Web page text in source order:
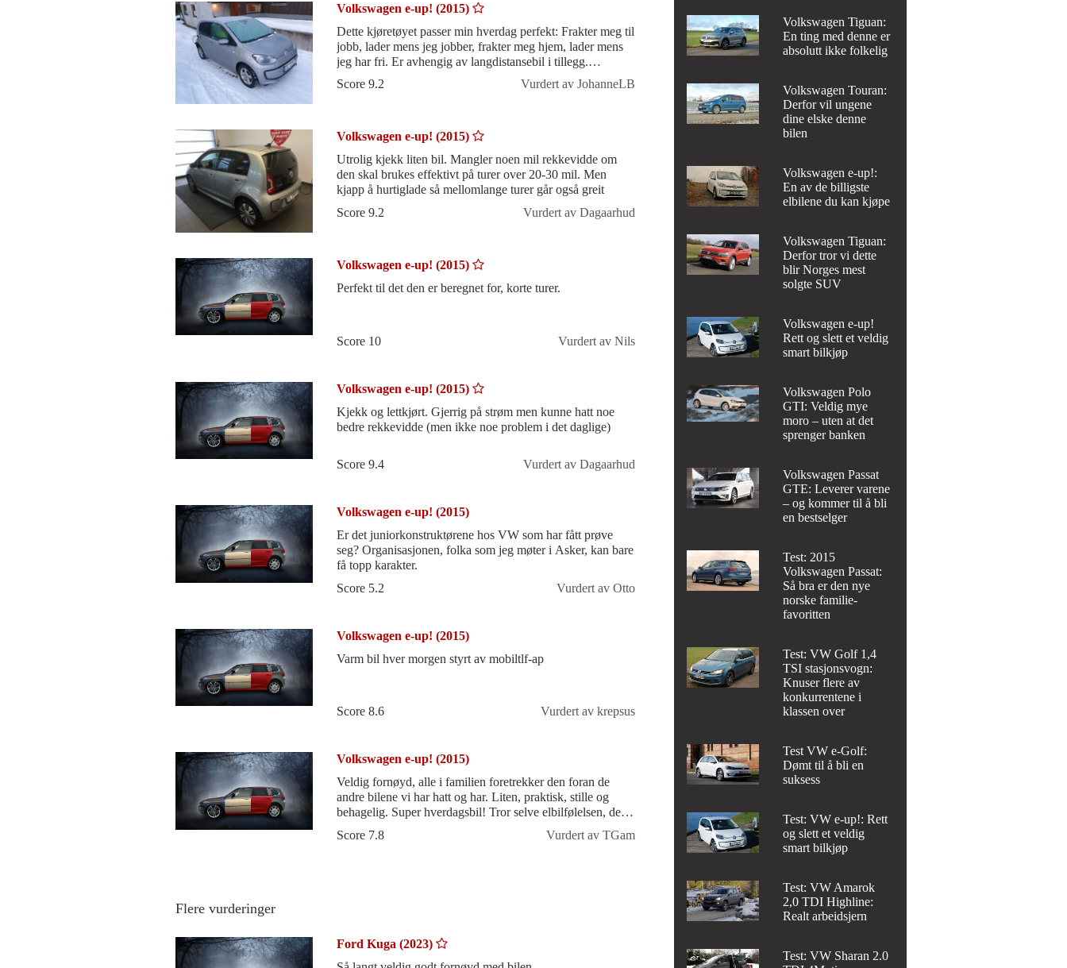
Volkswagen e-up! (2015)
Dette kjøretøyet passer min hverdag perfekt: Frakter meg til
jobb, lader mens jeg jobber, frakter meg hjem, lader mens
jeg har fri. Er avhengig av langdistansebil i tillegg.
Bilforhandler kunne vær
Score 9.2 Vurdert av JohanneLB
Volkswagen e-up! (2015)
Utrolig kjekk liten bil. Mangler noen mil rekkevidde om
den skal brukes effektivt på turer over 20-30 mil. Men
kjapp å hurtiglade så mellomlange turer går også greit
Score 9.2
Vurdert av Dagaarhud
Volkswagen e-up! (2015)
Perfekt til det den er beregnet for, korte turer.
Score 10 Vurdert av Nils
Volkswagen e-up! (2015)
Kjekk og lettkjørt. Gjerrig på strøm men kunne hatt noe
bedre rekkevidde (men ikke noe problem i det daglige)
Score 9.4 Vurdert av Dagaarhud
Volkswagen e-up! (2015)
Er det juniorkonstruktørene hos VW som har fått prøve
seg? Organisasjonen, folka som jeg møter i Asker, kan bare
få topp karakter.
Score 5.2
Vurdert av Otto
Volkswagen e-up! (2015)
Varm bil hver morgen styrt av mobiltlf-ap
Score 8.6 Vurdert av krepsus
Volkswagen e-up! (2015)
Veldig fornøyd, alle i familien foretrekker den foran de
andre bilene vi har hatt og har. Liten, praktisk, stille og
behagelig. Super hverdagsbil! Tror selve elbilfølelsen, det
stille, akselerasjon
Score 7.8 Vurdert av TGam
Flere vurderinger
Ford Kuga (2023)
Volkswagen Tiguan:
En ting med denne er
absolutt ikke folkelig
Volkswagen Touran:
Derfor vil ungene
dine elske denne
bilen
Volkswagen e-up!:
En av de billigste
elbilene du kan kjøpe
Volkswagen Tiguan:
Derfor tror vi dette
blir Norges mest
solgte SUV
Volkswagen e-up!
Rett og slett et veldig
smart bilkjøp
Volkswagen Polo
GTI: Veldig mye
moro – uten at det
sprenger banken
Volkswagen Passat
GTE: Leverer varene
– og kommer til å bli
en bestselger
Test: 2015
Volkswagen Passat:
Så bra er den nye
norske familie-
favoritten
Test: VW Golf 1,4
TSI stasjonsvogn:
Knuser flere av
konkurrentene i
klassen over
Test VW e-Golf:
Dømt til å bli en
suksess
Test: VW e-up!: Rett
og slett et veldig
smart bilkjøp
Test: VW Amarok
2,0 TDI Highline:
Realt arbeidsjern
Test: VW Sharan 2.0